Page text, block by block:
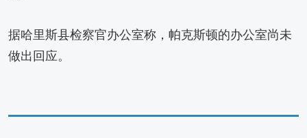
据哈里斯县检察官办公室称，帕克斯顿的办公室尚未
做出回应。